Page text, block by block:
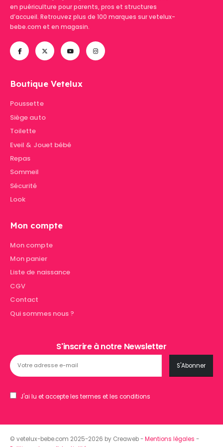
en puériculture pour parents, pros et structures
d’accueil. Retrouvez plus de 100 marques sur vetelux-
bebe.com et en magasin.
Boutique Vetelux
Poussette
Siège auto
Toilette
Eveil & Jouet bébé
Repas
Sommeil
Sécurité
Look
Mon compte
Mon compte
Mon panier
Liste de naissance
CGV
Contact
Qui sommes nous ?
S'inscrire à notre Newsletter
J'ai lu et accepte les termes et les conditions
© vetelux-bebe.com 2025-2026 by Creaweb -Mentions légales -